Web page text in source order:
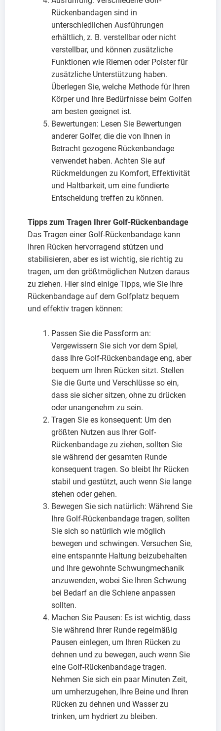
Rückenbandagen sind in
unterschiedlichen Ausführungen
erhältlich, z. B. verstellbar oder nicht
verstellbar, und können zusätzliche
Funktionen wie Riemen oder Polster für
zusätzliche Unterstützung haben.
Überlegen Sie, welche Methode für Ihren
Körper und Ihre Bedürfnisse beim Golfen
am besten geeignet ist.
Bewertungen: Lesen Sie Bewertungen
anderer Golfer, die die von Ihnen in
Betracht gezogene Rückenbandage
verwendet haben. Achten Sie auf
Rückmeldungen zu Komfort, Effektivität
und Haltbarkeit, um eine fundierte
Entscheidung treffen zu können.
Tipps zum Tragen Ihrer Golf-Rückenbandage
Das Tragen einer Golf-Rückenbandage kann
Ihren Rücken hervorragend stützen und
stabilisieren, aber es ist wichtig, sie richtig zu
tragen, um den größtmöglichen Nutzen daraus
zu ziehen. Hier sind einige Tipps, wie Sie Ihre
Rückenbandage auf dem Golfplatz bequem
und effektiv tragen können:
Passen Sie die Passform an:
Vergewissern Sie sich vor dem Spiel,
dass Ihre Golf-Rückenbandage eng, aber
bequem um Ihren Rücken sitzt. Stellen
Sie die Gurte und Verschlüsse so ein,
dass sie sicher sitzen, ohne zu drücken
oder unangenehm zu sein.
Tragen Sie es konsequent: Um den
größten Nutzen aus Ihrer Golf-
Rückenbandage zu ziehen, sollten Sie
sie während der gesamten Runde
konsequent tragen. So bleibt Ihr Rücken
stabil und gestützt, auch wenn Sie lange
stehen oder gehen.
Bewegen Sie sich natürlich: Während Sie
Ihre Golf-Rückenbandage tragen, sollten
Sie sich so natürlich wie möglich
bewegen und schwingen. Versuchen Sie,
eine entspannte Haltung beizubehalten
und Ihre gewohnte Schwungmechanik
anzuwenden, wobei Sie Ihren Schwung
bei Bedarf an die Schiene anpassen
sollten.
Machen Sie Pausen: Es ist wichtig, dass
Sie während Ihrer Runde regelmäßig
Pausen einlegen, um Ihren Rücken zu
dehnen und zu bewegen, auch wenn Sie
eine Golf-Rückenbandage tragen.
Nehmen Sie sich ein paar Minuten Zeit,
um umherzugehen, Ihre Beine und Ihren
Rücken zu dehnen und Wasser zu
trinken, um hydriert zu bleiben.